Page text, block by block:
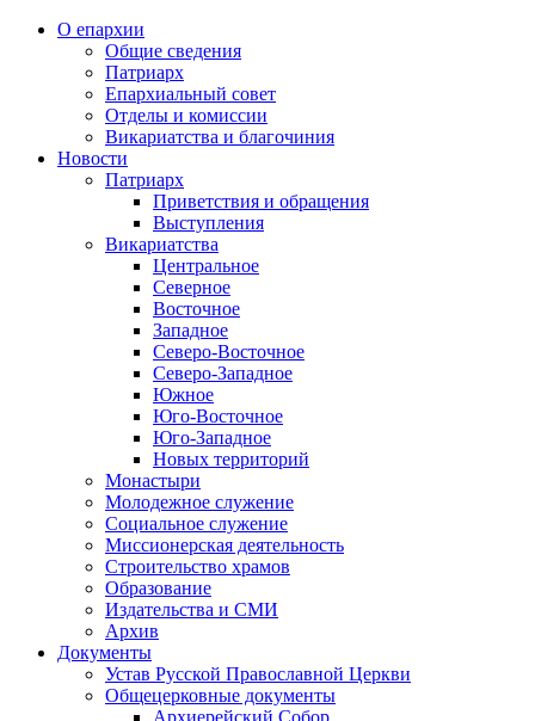
О епархии
Общие сведения
Патриарх
Епархиальный совет
Отделы и комиссии
Викариатства и благочиния
Новости
Патриарх
Приветствия и обращения
Выступления
Викариатства
Центральное
Северное
Восточное
Западное
Северо-Восточное
Северо-Западное
Южное
Юго-Восточное
Юго-Западное
Новых территорий
Монастыри
Молодежное служение
Социальное служение
Миссионерская деятельность
Строительство храмов
Образование
Издательства и СМИ
Архив
Документы
Устав Русской Православной Церкви
Общецерковные документы
Архиерейский Собор